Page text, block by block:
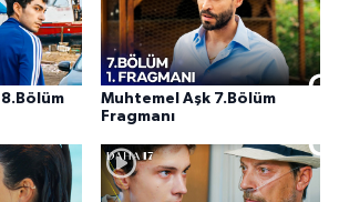
Muhtemel Aşk 7.Bölüm
Fragmanı